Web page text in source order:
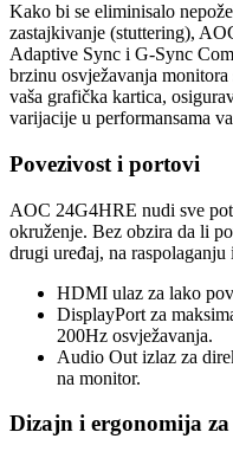
Kako bi se eliminisalo
zastajkivanje (stuttering),
Adaptive Sync i G-Sync
brzinu osvježavanja
vaša grafička kartica,
varijacije u performansama
Povezivost i portovi
AOC 24G4HRE nudi sve
okruženje. Bez obzira da li
drugi uređaj, na raspolaganju
HDMI ulaz za lako
DisplayPort za
200Hz osvježavanja.
Audio Out izlaz za
na monitor.
Dizajn i ergonomija